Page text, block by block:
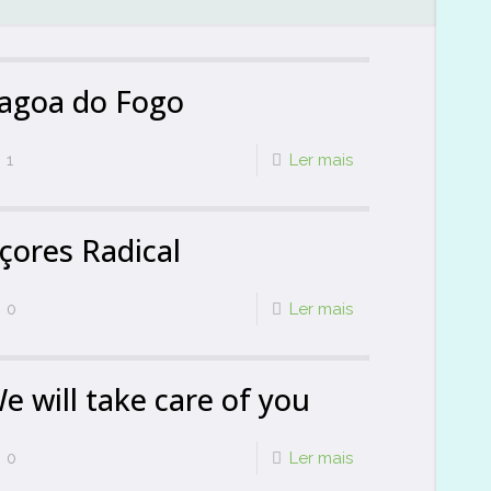
do Fogo
1 Ler mais
Radical
0 Ler mais
will take care of you
0 Ler mais